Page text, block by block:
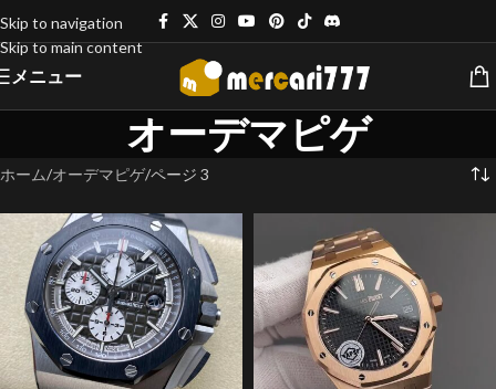
Skip to navigation
Skip to main content
メニュー
オーデマピゲ
ホーム オーデマピゲ ページ 3